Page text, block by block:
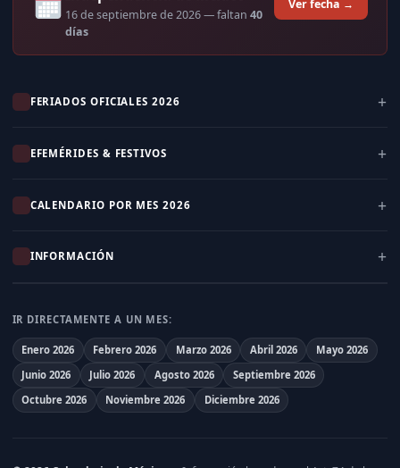
16 de septiembre de 2026— faltan 40
días
Ver fecha →
FERIADOS OFICIALES 2026
EFEMÉRIDES & FESTIVOS
CALENDARIO POR MES 2026
INFORMACIÓN
IR DIRECTAMENTE A UN MES:
Enero 2026 Febrero 2026 Marzo 2026 Abril 2026
Mayo 2026
Junio 2026
Julio 2026 Agosto 2026
Septiembre 2026
Octubre 2026
Noviembre 2026 Diciembre 2026